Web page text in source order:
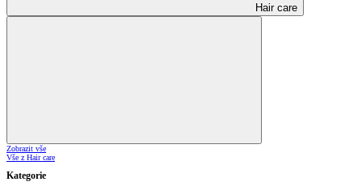
Hair care
Zobrazit vše
Vše z Hair care
Kategorie